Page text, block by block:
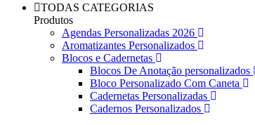
TODAS CATEGORIAS
Produtos
Agendas Personalizadas 2026
Aromatizantes Personalizados
Blocos e Cadernetas
Blocos De Anotação personalizados
Bloco Personalizado Com Caneta
Cadernetas Personalizadas
Cadernos Personalizados